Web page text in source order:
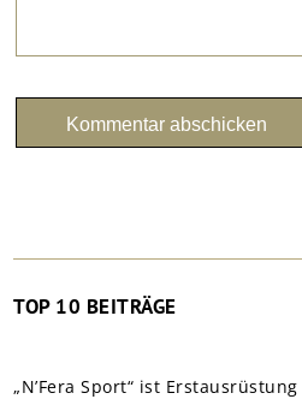
TOP 10 BEITRÄGE
„N’Fera Sport“ ist